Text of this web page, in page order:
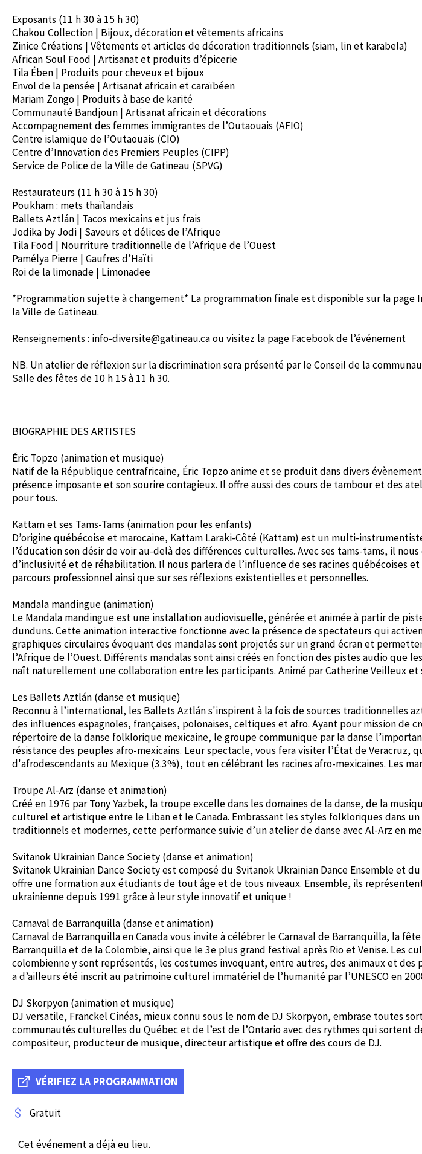
Exposants (11 h 30 à 15 h 30)
Chakou Collection | Bijoux, décoration et vêtements africains
Zinice Créations | Vêtements et articles de décoration traditionnels (siam, lin et karabela)
African Soul Food | Artisanat et produits d’épicerie
Tila Ében | Produits pour cheveux et bijoux
Envol de la pensée | Artisanat africain et caraïbéen
Mariam Zongo | Produits à base de karité
Communauté Bandjoun | Artisanat africain et décorations
Accompagnement des femmes immigrantes de l’Outaouais (AFIO)
Centre islamique de l’Outaouais (CIO)
Centre d’Innovation des Premiers Peuples (CIPP)
Service de Police de la Ville de Gatineau (SPVG)
Restaurateurs (11 h 30 à 15 h 30)
Poukham : mets thaïlandais
Ballets Aztlán | Tacos mexicains et jus frais
Jodika by Jodi | Saveurs et délices de l’Afrique
Tila Food | Nourriture traditionnelle de l’Afrique de l’Ouest
Pamélya Pierre | Gaufres d’Haïti
Roi de la limonade | Limonadee
*Programmation sujette à changement* La programmation finale est disponible sur la
la Ville de Gatineau.
Renseignements : info-diversite@gatineau.ca ou visitez la page Facebook de l’événement
NB. Un atelier de réflexion sur la discrimination sera présenté par le Conseil de la
Salle des fêtes de 10 h 15 à 11 h 30.
BIOGRAPHIE DES ARTISTES
Éric Topzo (animation et musique)
Natif de la République centrafricaine, Éric Topzo anime et se produit dans divers
présence imposante et son sourire contagieux. Il offre aussi des cours de tambour et des
pour tous.
Kattam et ses Tams-Tams (animation pour les enfants)
D’origine québécoise et marocaine, Kattam Laraki-Côté (Kattam) est un multi-
l’éducation son désir de voir au-delà des différences culturelles. Avec ses tams-tams, il
d’inclusivité et de réhabilitation. Il nous parlera de l’influence de ses racines québécoises
parcours professionnel ainsi que sur ses réflexions existentielles et personnelles.
Mandala mandingue (animation)
Le Mandala mandingue est une installation audiovisuelle, générée et animée à partir de
dunduns. Cette animation interactive fonctionne avec la présence de spectateurs qui
graphiques circulaires évoquant des mandalas sont projetés sur un grand écran et
l’Afrique de l’Ouest. Différents mandalas sont ainsi créés en fonction des pistes audio que
naît naturellement une collaboration entre les participants. Animé par Catherine Veilleux et
Les Ballets Aztlán (danse et musique)
Reconnu à l’international, les Ballets Aztlán s'inspirent à la fois de sources traditionnelles
des influences espagnoles, françaises, polonaises, celtiques et afro. Ayant pour mission de
répertoire de la danse folklorique mexicaine, le groupe communique par la danse
résistance des peuples afro-mexicains. Leur spectacle, vous fera visiter l’État de Veracruz,
d'afrodescendants au Mexique (3.3%), tout en célébrant les racines afro-mexicaines. Les
Troupe Al-Arz (danse et animation)
Créé en 1976 par Tony Yazbek, la troupe excelle dans les domaines de la danse, de la
culturel et artistique entre le Liban et le Canada. Embrassant les styles folkloriques dans
traditionnels et modernes, cette performance suivie d’un atelier de danse avec Al-Arz en
Svitanok Ukrainian Dance Society (danse et animation)
Svitanok Ukrainian Dance Society est composé du Svitanok Ukrainian Dance Ensemble et
offre une formation aux étudiants de tout âge et de tous niveaux. Ensemble, ils
ukrainienne depuis 1991 grâce à leur style innovatif et unique !
Carnaval de Barranquilla (danse et animation)
Carnaval de Barranquilla en Canada vous invite à célébrer le Carnaval de Barranquilla, la
Barranquilla et de la Colombie, ainsi que le 3e plus grand festival après Rio et Venise. Les
colombienne y sont représentés, les costumes invoquant, entre autres, des animaux et des
a d’ailleurs été inscrit au patrimoine culturel immatériel de l’humanité par l’UNESCO en
DJ Skorpyon (animation et musique)
DJ versatile, Franckel Cinéas, mieux connu sous le nom de DJ Skorpyon, embrase toutes
communautés culturelles du Québec et de l’est de l’Ontario avec des rythmes qui sortent
compositeur, producteur de musique, directeur artistique et offre des cours de DJ.
VÉRIFIEZ LA PROGRAMMATION
Gratuit
Cet événement a déjà eu lieu.